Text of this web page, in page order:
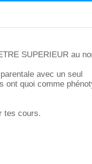
SUPERIEUR au
avec un seul
ont quoi comme
tes cours.